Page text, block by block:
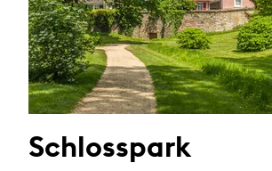
Schlosspark